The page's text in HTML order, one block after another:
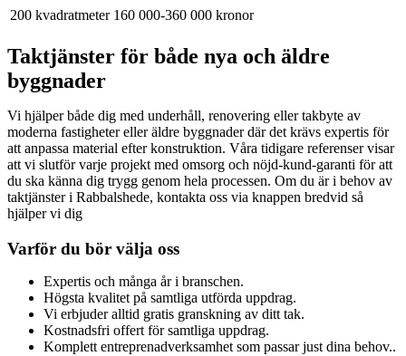
200 kvadratmeter 160 000-360 000 kronor
Taktjänster för både nya och äldre
byggnader
Vi hjälper både dig med underhåll, renovering eller takbyte av
moderna fastigheter eller äldre byggnader där det krävs expertis för
att anpassa material efter konstruktion. Våra tidigare referenser visar
att vi slutför varje projekt med omsorg och nöjd-kund-garanti för att
du ska känna dig trygg genom hela processen. Om du är i behov av
taktjänster i Rabbalshede, kontakta oss via knappen bredvid så
hjälper vi dig
Varför du bör välja oss
Expertis och många år i branschen.
Högsta kvalitet på samtliga utförda uppdrag.
Vi erbjuder alltid gratis granskning av ditt tak.
Kostnadsfri offert för samtliga uppdrag.
Komplett entreprenadverksamhet som passar just dina behov..